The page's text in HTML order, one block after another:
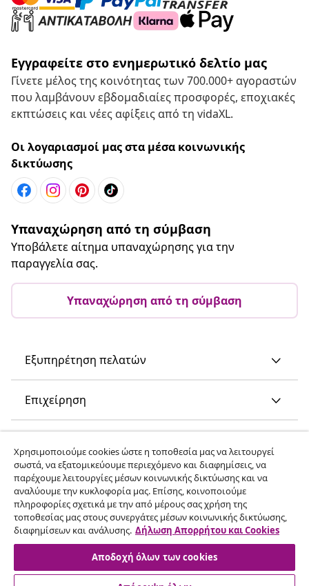
Εγγραφείτε στο ενημερωτικό δελτίο μας
Γίνετε μέλος της κοινότητας των 700.000+ αγοραστών
που λαμβάνουν εβδομαδιαίες προσφορές, εποχιακές
εκπτώσεις και νέες αφίξεις από τη vidaXL.
Οι λογαριασμοί μας στα μέσα κοινωνικής
δικτύωσης
Υπαναχώρηση από τη σύμβαση
Υποβάλετε αίτημα υπαναχώρησης για την
παραγγελία σας.
Υπαναχώρηση από τη σύμβαση
Εξυπηρέτηση πελατών
Επιχείρηση
Ανακαλύψτε περισσότερα
Χρησιμοποιούμε cookies ώστε η τοποθεσία μας να λειτουργεί
σωστά, να εξατομικεύουμε περιεχόμενο και διαφημίσεις, να
παρέχουμε λειτουργίες μέσων κοινωνικής δικτύωσης και να
αναλύουμε την κυκλοφορία μας. Επίσης, κοινοποιούμε
πληροφορίες σχετικά με την από μέρους σας χρήση της
τοποθεσίας μας στους συνεργάτες μέσων κοινωνικής δικτύωσης,
διαφημίσεων και ανάλυσης. Δήλωση Απορρήτου και Cookies
Αποδοχή όλων των cookies